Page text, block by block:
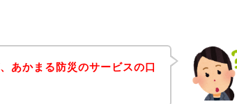
あかまる防災のサービスの口